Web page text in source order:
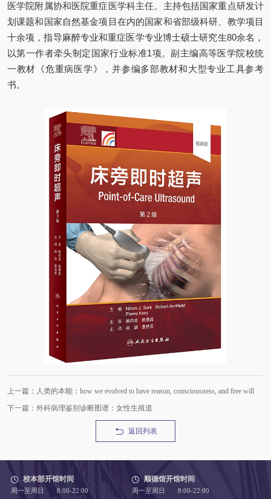
医学院附属协和医院重症医学科主任。主持包括国家重点研发计
划课题和国家自然基金项目在内的国家和省部级科研、教学项目
十余项，指导麻醉专业和重症医学专业博士硕士研究生80余名，
以第一作者牵头制定国家行业标准1项。副主编高等医学院校统
一教材《危重病医学》，并参编多部教材和大型专业工具参考
书。
上一篇：人类的本能：how we evolved to have reason, consciousness, and free will
下一篇：外科病理鉴别诊断图谱：女性生殖道
返回列表
校本部开馆时间
周一至周日 8:00-22:00
顺德馆开馆时间
周一至周日 8:00-22:00